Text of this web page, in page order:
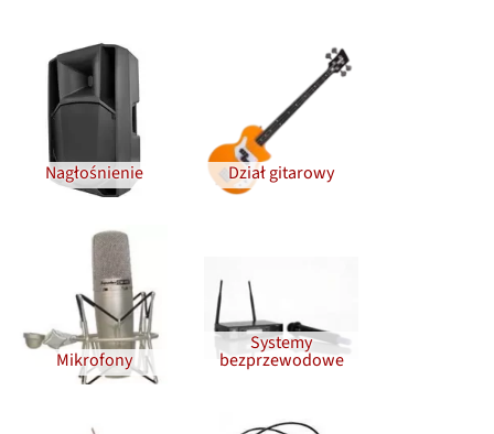
Nagłośnienie Dział gitarowy
Mikrofony
Systemy
bezprzewodowe